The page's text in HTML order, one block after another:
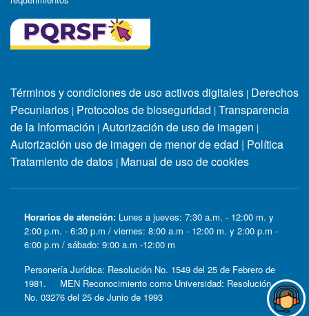
Términos y condiciones de uso activos digitales | Derechos
Pecuniarios | Protocolos de bioseguridad | Transparencia
de la Información | Autorización de uso de imagen |
Autorización uso de imagen de menor de edad | Política
Tratamiento de datos | Manual de uso de cookies
Horarios de atención: Lunes a jueves: 7:30 a.m. - 12:00 m. y
2:00 p.m. - 6:30 p.m / viernes: 8:00 a.m - 12:00 m. y 2:00 p.m -
6:00 p.m / sábado: 9:00 a.m -12:00 m
Personería Jurídica: Resolución No. 1549 del 25 de Febrero de
1981. MEN Reconocimiento como Universidad: Resolución
No. 03276 del 25 de Junio de 1993